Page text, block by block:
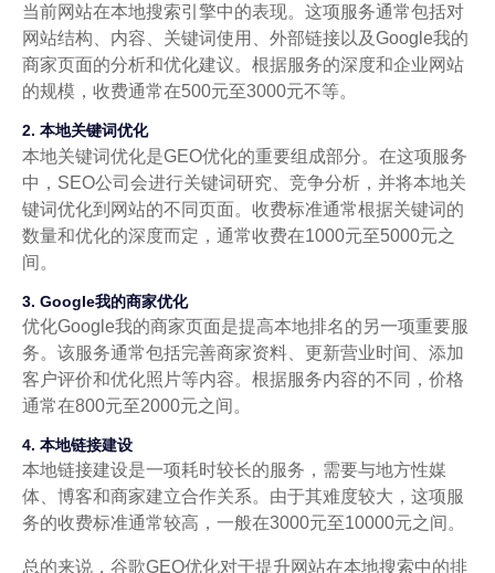
当前网站在本地搜索引擎中的表现。这项服务通常包括对
网站结构、内容、关键词使用、外部链接以及Google我的
商家页面的分析和优化建议。根据服务的深度和企业网站
的规模，收费通常在500元至3000元不等。
2. 本地关键词优化
本地关键词优化是GEO优化的重要组成部分。在这项服务
中，SEO公司会进行关键词研究、竞争分析，并将本地关
键词优化到网站的不同页面。收费标准通常根据关键词的
数量和优化的深度而定，通常收费在1000元至5000元之
间。
3. Google我的商家优化
优化Google我的商家页面是提高本地排名的另一项重要服
务。该服务通常包括完善商家资料、更新营业时间、添加
客户评价和优化照片等内容。根据服务内容的不同，价格
通常在800元至2000元之间。
4. 本地链接建设
本地链接建设是一项耗时较长的服务，需要与地方性媒
体、博客和商家建立合作关系。由于其难度较大，这项服
务的收费标准通常较高，一般在3000元至10000元之间。
总的来说，谷歌GEO优化对于提升网站在本地搜索中的排